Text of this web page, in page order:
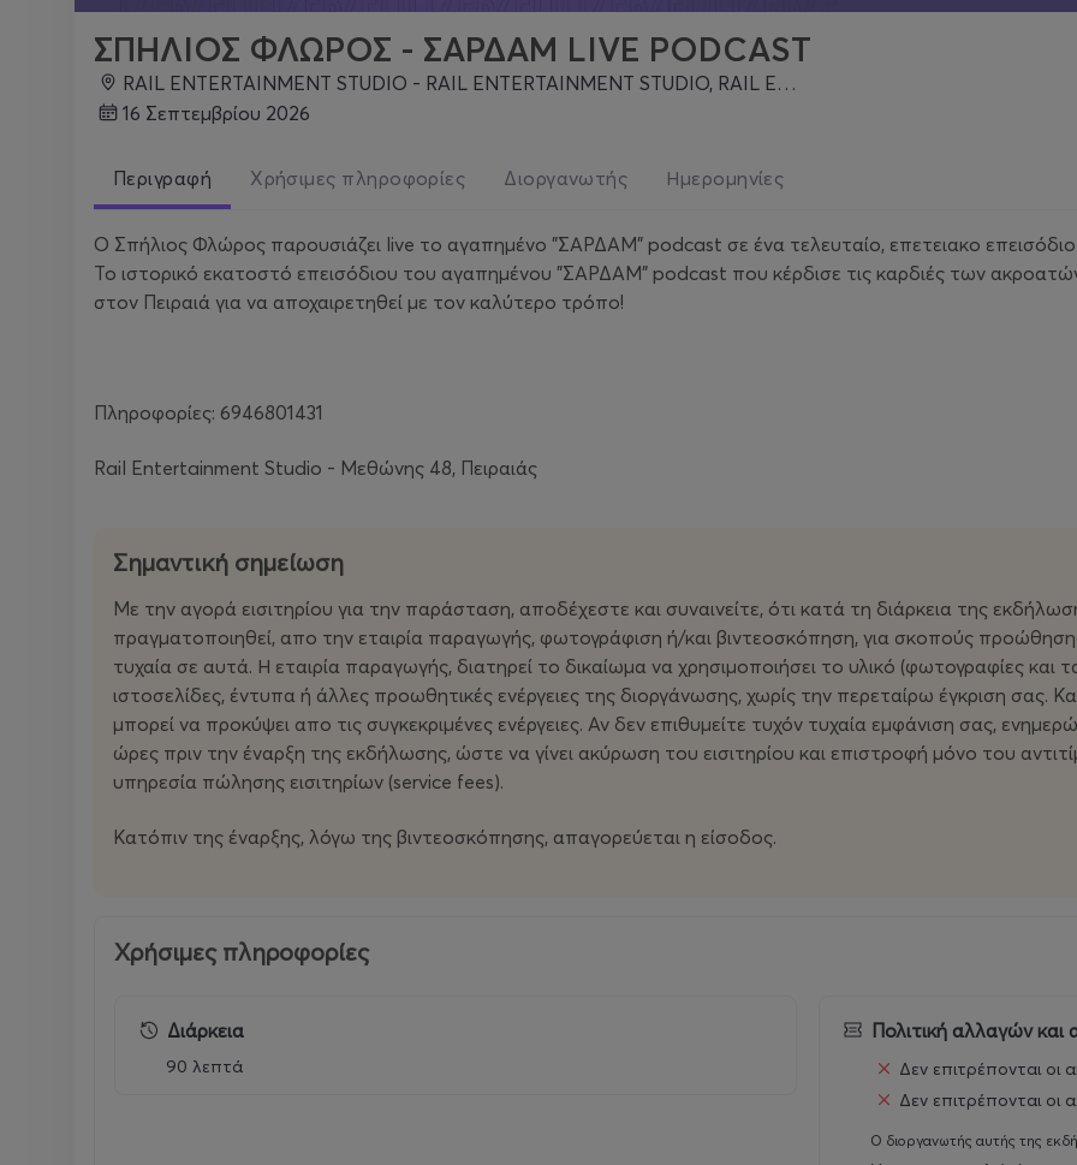
ΣΠΗΛΙΟΣ ΦΛΩΡΟΣ - ΣΑΡΔΑΜ LIVE PODCAST
RAIL ENTERTAINMENT STUDIO - RAIL ENTERTAINMENT STUDIO, RAIL ENTERTAINMENT STUDIO, Πειραιάς
16 Σεπτεμβρίου 2026
Περιγραφή Χρήσιμες πληροφορίες Διοργανωτής Ημερομηνίες
Ο Σπήλιος Φλώρος παρουσιάζει live το αγαπημένο "ΣΑΡΔΑΜ" podcast σε ένα τελευταίο, επετειακο
Το ιστορικό εκατοστό επεισόδιου του αγαπημένου "ΣΑΡΔΑΜ" podcast που κέρδισε τις καρδιές των
στον Πειραιά για να αποχαιρετηθεί με τον καλύτερο τρόπο!
Πληροφορίες: 6946801431
Rail Entertainment Studio - Μεθώνης 48, Πειραιάς
Σημαντική σημείωση
Με την αγορά εισιτηρίου για την παράσταση, αποδέχεστε και συναινείτε, ότι κατά τη διάρκεια της
πραγματοποιηθεί, απο την εταιρία παραγωγής, φωτογράφιση ή/και βιντεοσκόπηση, για σκοπούς
τυχαία σε αυτά. Η εταιρία παραγωγής, διατηρεί το δικαίωμα να χρησιμοποιήσει το υλικό (φωτογραφίες και
ιστοσελίδες, έντυπα ή άλλες προωθητικές ενέργειες της διοργάνωσης, χωρίς την περεταίρω έγκριση σας.
μπορεί να προκύψει απο τις συγκεκριμένες ενέργειες. Αν δεν επιθυμείτε τυχόν τυχαία εμφάνιση σας,
ώρες πριν την έναρξη της εκδήλωσης, ώστε να γίνει ακύρωση του εισιτηρίου και επιστροφή μόνο του
υπηρεσία πώλησης εισιτηρίων (service fees).
Κατόπιν της έναρξης, λόγω της βιντεοσκόπησης, απαγορεύεται η είσοδος.
Χρήσιμες πληροφορίες
Διάρκεια
90 λεπτά
Πολιτική αλλαγών και
Δεν επιτρέπονται οι
Δεν επιτρέπονται
Ο διοργανωτής αυτής της